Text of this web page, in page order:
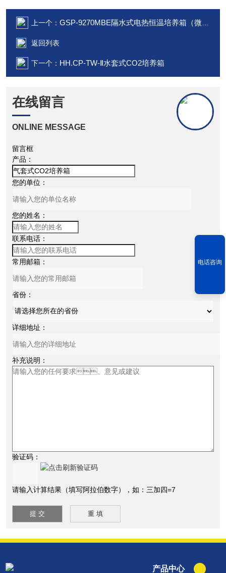
上一个： GSP-9270MBE隔水式电热恒温培养箱（微电脑）
返回列表
下一个： HH.CP-TW-Ⅱ水套式CO2培养箱
在线留言
ONLINE MESSAGE
留言框
产品：
您的单位：
您的姓名：
联系电话：
常用邮箱：
省份：
详细地址：
补充说明：
验证码：
请输入计算结果（填写阿拉伯数字），如：三加四=7
产品中心
电话咨询